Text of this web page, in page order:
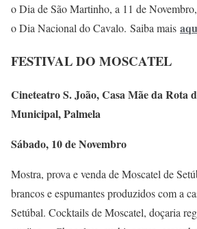
o Dia de São Martinho, a 11 de
o Dia Nacional do Cavalo. Saiba mais
FESTIVAL DO MOSCATEL
Cineteatro S. João, Casa Mãe da Rota
Municipal, Palmela
Sábado, 10 de Novembro
Mostra, prova e venda de Moscatel de
brancos e espumantes produzidos com a
Setúbal. Cocktails de Moscatel, doçaria